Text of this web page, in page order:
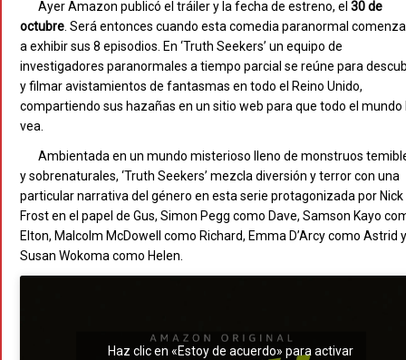
Ayer Amazon publicó el tráiler y la fecha de estreno, el 30 de
octubre. Será entonces cuando esta comedia paranormal
a exhibir sus 8 episodios. En ‘Truth Seekers’ un equipo de
investigadores paranormales a tiempo parcial se reúne para
y filmar avistamientos de fantasmas en todo el Reino Unido,
compartiendo sus hazañas en un sitio web para que todo el mundo
vea.
Ambientada en un mundo misterioso lleno de monstruos
y sobrenaturales, ‘Truth Seekers’ mezcla diversión y terror con una
particular narrativa del género en esta serie protagonizada por Nick
Frost en el papel de Gus, Simon Pegg como Dave, Samson Kayo
Elton, Malcolm McDowell como Richard, Emma D’Arcy como Astrid y
Susan Wokoma como Helen.
Haz clic en «Estoy de acuerdo» para activar